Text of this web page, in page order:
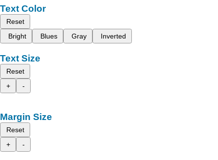
Text Color
Reset
Bright
Blues Gray Inverted
Text Size
Reset
+
-
Margin Size
Reset
+
-